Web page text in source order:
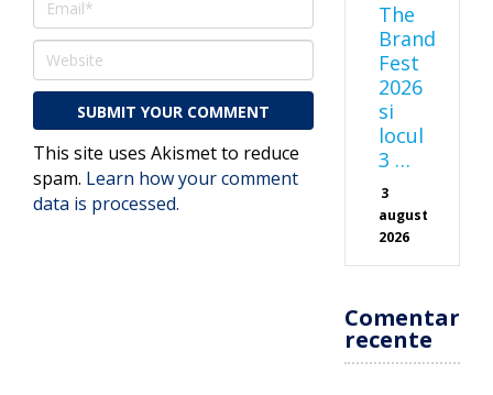
This site uses Akismet to reduce
spam. Learn how your comment
data is processed.
The
Brand
Fest
2026
si
locul
3 …
3
august
2026
Comentarii
recente